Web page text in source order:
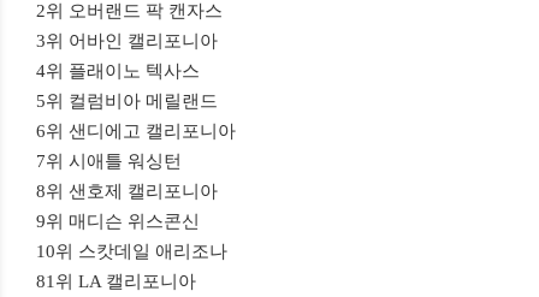
2위 오버랜드 팍 캔자스
3위 어바인 캘리포니아
4위 플래이노 텍사스
5위 컬럼비아 메릴랜드
6위 샌디에고 캘리포니아
7위 시애틀 워싱턴
8위 샌호제 캘리포니아
9위 매디슨 위스콘신
10위 스캇데일 애리조나
81위 LA 캘리포니아